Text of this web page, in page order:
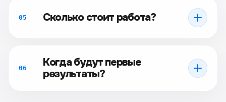
05 Сколько стоит работа?
06
Когда будут первые
результаты?